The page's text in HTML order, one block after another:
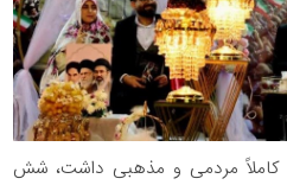
کاملاً مردمی و مذهبی داشت، شش